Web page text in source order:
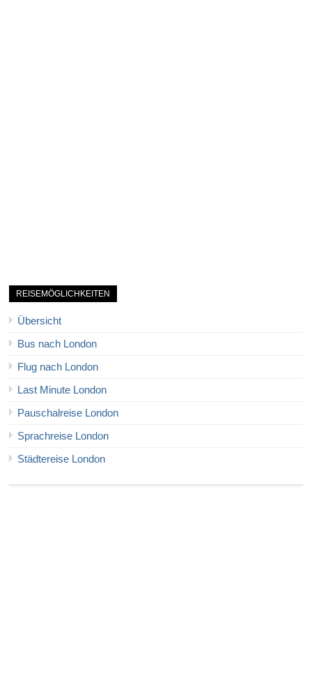
REISEMÖGLICHKEITEN
Übersicht
Bus nach London
Flug nach London
Last Minute London
Pauschalreise London
Sprachreise London
Städtereise London